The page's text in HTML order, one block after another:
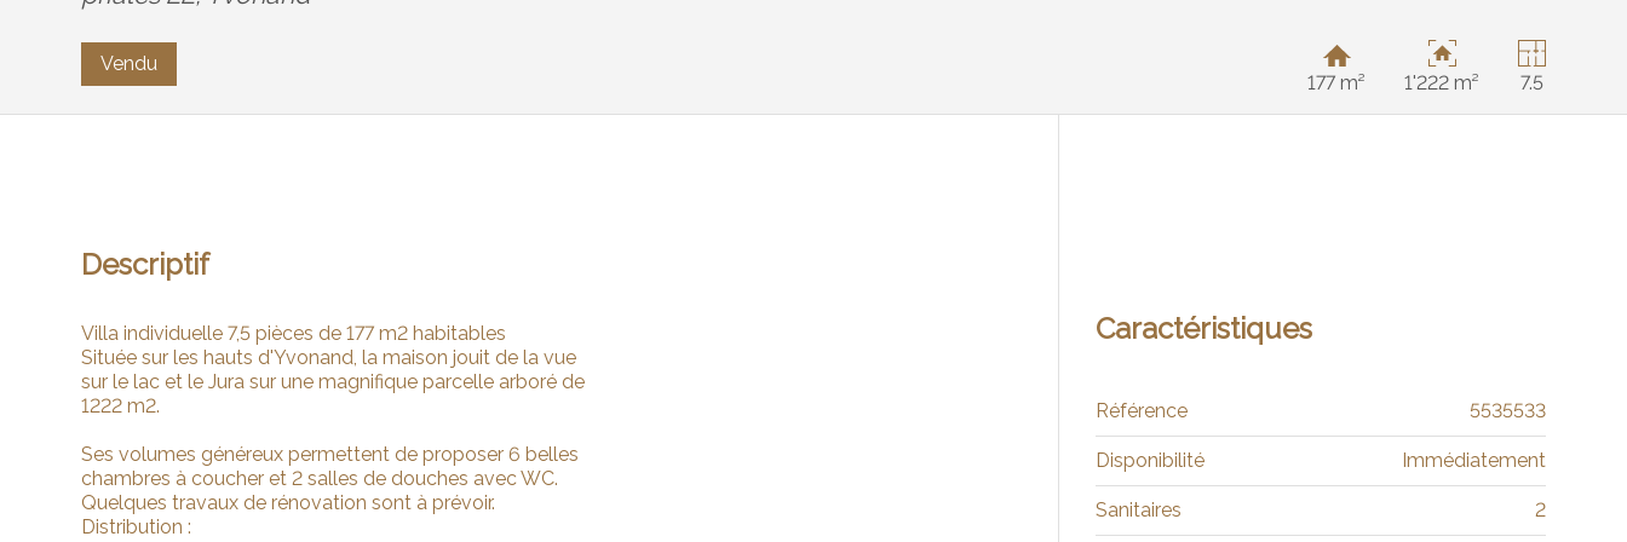
Vendu
177 m²
1'222 m² 7.5
Descriptif
Villa individuelle 7,5 pièces de 177 m2 habitables
Située sur les hauts d'Yvonand, la maison jouit de la vue
sur le lac et le Jura sur une magnifique parcelle arboré de
1222 m2.
Ses volumes généreux permettent de proposer 6 belles
chambres à coucher et 2 salles de douches avec WC.
Quelques travaux de rénovation sont à prévoir.
Distribution :
Caractéristiques
Référence 5535533
Disponibilité Immédiatement
Sanitaires 2